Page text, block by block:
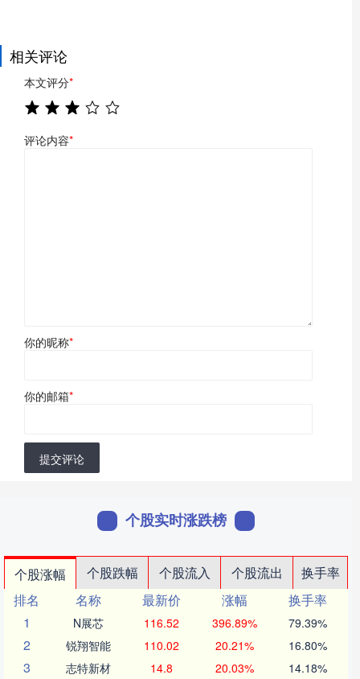
相关评论
本文评分*
评论内容*
你的昵称*
你的邮箱*
提交评论
个股实时涨跌榜
个股涨幅 个股跌幅 个股流入 个股流出
换手率
排名
名称 最新价 涨幅
换手率
1
N展芯 116.52 396.89% 79.39%
2 锐翔智能 110.02 20.21% 16.80%
3 志特新材 14.8 20.03% 14.18%